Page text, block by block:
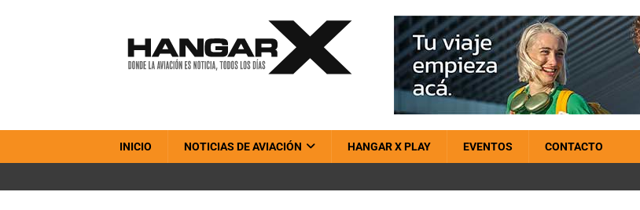
INICIO NOTICIAS DE AVIACIÓN HANGAR X PLAY EVENTOS CONTACTO